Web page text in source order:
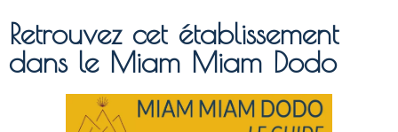
Retrouvez cet établissement
dans le Miam Miam Dodo